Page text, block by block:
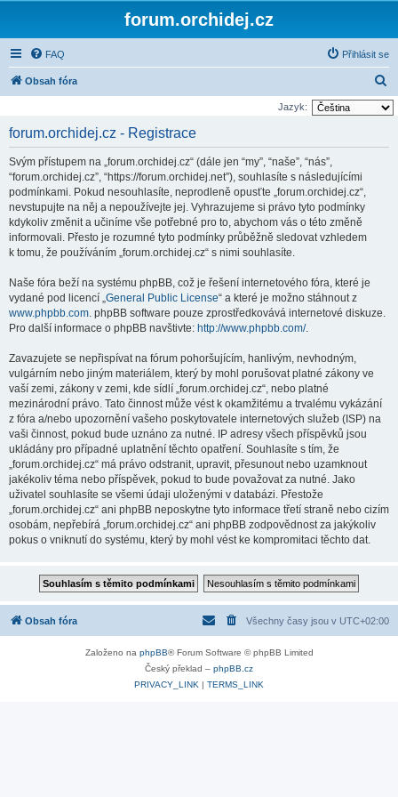
forum.orchidej.cz
FAQ Přihlásit se
Obsah fóra
l
Jazyk:
forum.orchidej.cz - Registrace
Svým přístupem na „forum.orchidej.cz“ (dále jen “my”, “naše”, “nás”,
“forum.orchidej.cz”, “https://forum.orchidej.net”), souhlasíte s následujícími
podmínkami. Pokud nesouhlasíte, neprodleně opusťte „forum.orchidej.cz“,
nevstupujte na něj a nepoužívejte jej. Vyhrazujeme si právo tyto podmínky
kdykoliv změnit a učiníme vše potřebné pro to, abychom vás o této změně
informovali. Přesto je rozumné tyto podmínky průběžně sledovat vzhledem
k tomu, že používáním „forum.orchidej.cz“ s nimi souhlasíte.
Naše fóra beží na systému phpBB, což je řešení internetového fóra, které je
vydané pod licencí „General Public License“ a které je možno stáhnout z
www.phpbb.com. phpBB software pouze zprostředkovává internetové diskuze.
Pro další informace o phpBB navštivte: http://www.phpbb.com/.
Zavazujete se nepřispívat na fórum pohoršujícím, hanlivým, nevhodným,
vulgárním nebo jiným materiálem, který by mohl porušovat platné zákony ve
vaší zemi, zákony v zemi, kde sídlí „forum.orchidej.cz“, nebo platné
mezinárodní právo. Tato činnost může vést k okamžitému a trvalému vykázání
z fóra a/nebo upozornění vašeho poskytovatele internetových služeb (ISP) na
vaši činnost, pokud bude uznáno za nutné. IP adresy všech příspěvků jsou
ukládány pro případné uplatnění těchto opatření. Souhlasíte s tím, že
„forum.orchidej.cz“ má právo odstranit, upravit, přesunout nebo uzamknout
jakékoliv téma nebo příspěvek, pokud to bude považovat za nutné. Jako
uživatel souhlasíte se všemi údaji uloženými v databázi. Přestože
„forum.orchidej.cz“ ani phpBB neposkytne tyto informace třetí straně nebo cizím
osobám, nepřebírá „forum.orchidej.cz“ ani phpBB zodpovědnost za jakýkoliv
pokus o vniknutí do systému, který by mohl vést ke kompromitaci těchto dat.
Obsah fóra Všechny časy jsou v UTC+02:00
Založeno na phpBB® Forum Software © phpBB Limited
Český překlad – phpBB.cz
PRIVACY_LINK | TERMS_LINK